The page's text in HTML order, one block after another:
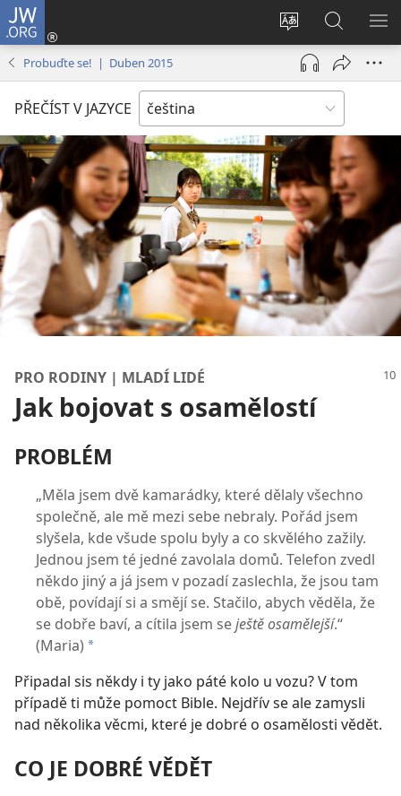
JW.ORG
Změnit
jazyk
stránek
Přihlásit
se
(otevřeno
okno)
Hledat
na
JW.ORG
Probuďte se! | Duben 2015
PŘEČÍST V JAZYCE
PRO RODINY | MLADÍ LIDÉ
Jak bojovat s osamělostí
PROBLÉM
„Měla jsem dvě kamarádky, které dělaly všechno
společně, ale mě mezi sebe nebraly. Pořád jsem
slyšela, kde všude spolu byly a co skvělého zažily.
Jednou jsem té jedné zavolala domů. Telefon zvedl
někdo jiný a já jsem v pozadí zaslechla, že jsou tam
obě, povídají si a smějí se. Stačilo, abych věděla, že
se dobře baví, a cítila jsem seještě osamělejší.“
(Maria) *
Připadal sis někdy i ty jako páté kolo u vozu? V tom
případě ti může pomoct Bible. Nejdřív se ale zamysli
nad několika věcmi, které je dobré o osamělosti vědět.
CO JE DOBRÉ VĚDĚT